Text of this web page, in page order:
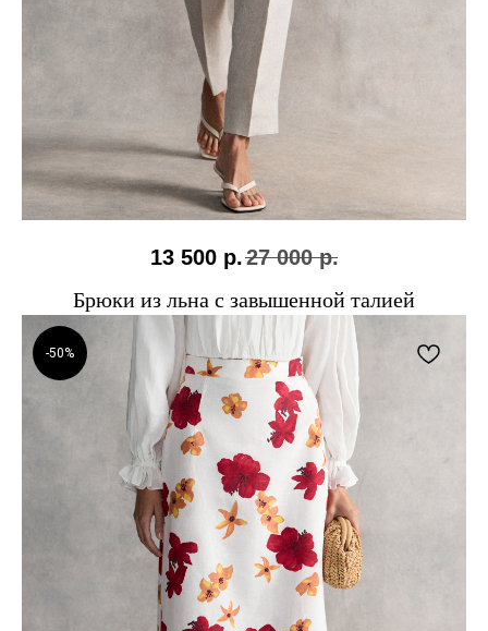
13 500 р.27 000 р.
Брюки из льна с завышенной талией
-50%